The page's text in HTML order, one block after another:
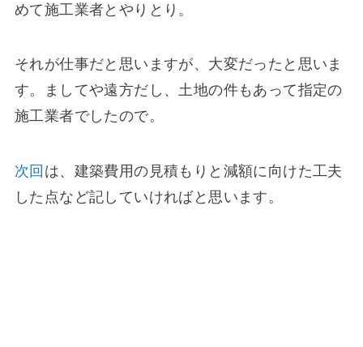
めて施工業者とやりとり。
それが仕事だと思いますが、大変だったと思いま
す。ましてや遠方だし、土地の件もあって指定の
施工業者でしたので。
次回 は、建築費用の見積もりと減額に向けた工夫
した点など記していければと思います。